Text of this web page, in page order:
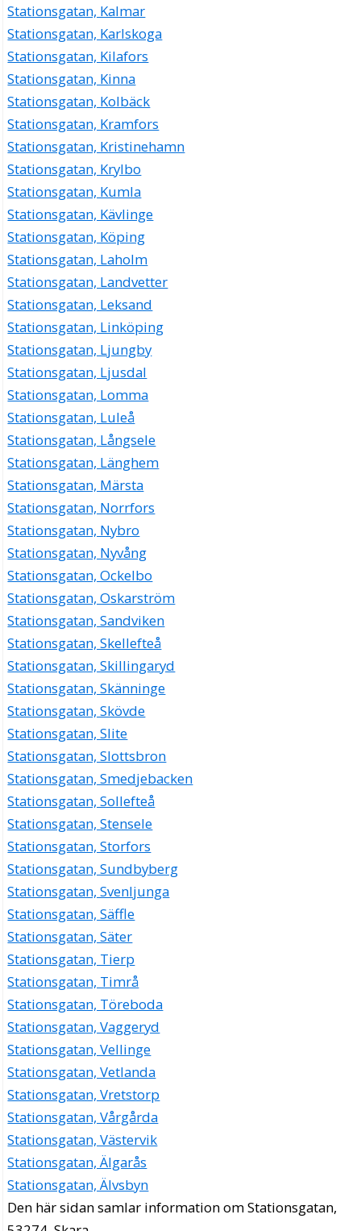
Stationsgatan, Kalmar
Stationsgatan, Karlskoga
Stationsgatan, Kilafors
Stationsgatan, Kinna
Stationsgatan, Kolbäck
Stationsgatan, Kramfors
Stationsgatan, Kristinehamn
Stationsgatan, Krylbo
Stationsgatan, Kumla
Stationsgatan, Kävlinge
Stationsgatan, Köping
Stationsgatan, Laholm
Stationsgatan, Landvetter
Stationsgatan, Leksand
Stationsgatan, Linköping
Stationsgatan, Ljungby
Stationsgatan, Ljusdal
Stationsgatan, Lomma
Stationsgatan, Luleå
Stationsgatan, Långsele
Stationsgatan, Länghem
Stationsgatan, Märsta
Stationsgatan, Norrfors
Stationsgatan, Nybro
Stationsgatan, Nyvång
Stationsgatan, Ockelbo
Stationsgatan, Oskarström
Stationsgatan, Sandviken
Stationsgatan, Skellefteå
Stationsgatan, Skillingaryd
Stationsgatan, Skänninge
Stationsgatan, Skövde
Stationsgatan, Slite
Stationsgatan, Slottsbron
Stationsgatan, Smedjebacken
Stationsgatan, Sollefteå
Stationsgatan, Stensele
Stationsgatan, Storfors
Stationsgatan, Sundbyberg
Stationsgatan, Svenljunga
Stationsgatan, Säffle
Stationsgatan, Säter
Stationsgatan, Tierp
Stationsgatan, Timrå
Stationsgatan, Töreboda
Stationsgatan, Vaggeryd
Stationsgatan, Vellinge
Stationsgatan, Vetlanda
Stationsgatan, Vretstorp
Stationsgatan, Vårgårda
Stationsgatan, Västervik
Stationsgatan, Älgarås
Stationsgatan, Älvsbyn
Den här sidan samlar information om Stationsgatan,